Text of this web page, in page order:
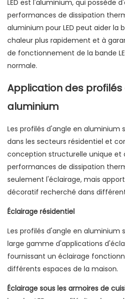
LED est l'aluminium, qui possède
performances de dissipation
aluminium pour LED peut aider la
chaleur plus rapidement et à
de fonctionnement de la bande
normale.
Application des
aluminium
Les profilés d'angle en aluminium
dans les secteurs résidentiel et
conception structurelle unique et
performances de dissipation
seulement l'éclairage, mais
décoratif recherché dans
Éclairage résidentiel
Les profilés d'angle en aluminium
large gamme d'applications
fournissant un éclairage
différents espaces de la maison.
Éclairage sous les armoires de